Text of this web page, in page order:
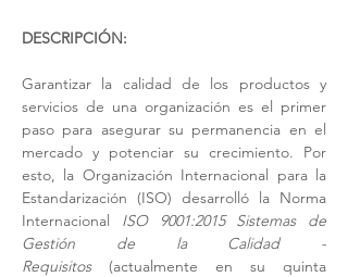
DESCRIPCIÓN:
Garantizar la calidad de los productos y
servicios de una organización es el primer
paso para asegurar su permanencia en el
mercado y potenciar su crecimiento. Por
esto, la Organización Internacional para la
Estandarización (ISO) desarrolló la Norma
Internacional ISO 9001:2015 Sistemas de
Gestión de la Calidad -
Requisitos (actualmente en su quinta